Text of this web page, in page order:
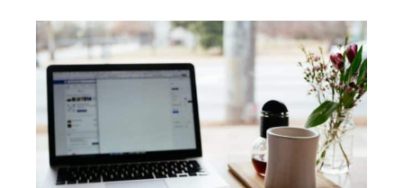
行
一
善
的
童
子